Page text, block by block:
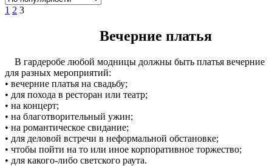
1 2 3
Вечерние платья
В гардеробе любой модницы должны быть платья вечерние
для разных мероприятий:
• вечерние платья на свадьбу;
• для похода в ресторан или театр;
• на концерт;
• на благотворительный ужин;
• на романтическое свидание;
• для деловой встречи в неформальной обстановке;
• чтобы пойти на то или иное корпоративное торжество;
• для какого-либо светского раута.